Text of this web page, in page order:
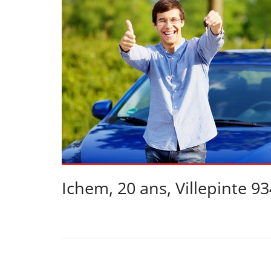
Ichem, 20 ans, Villepinte